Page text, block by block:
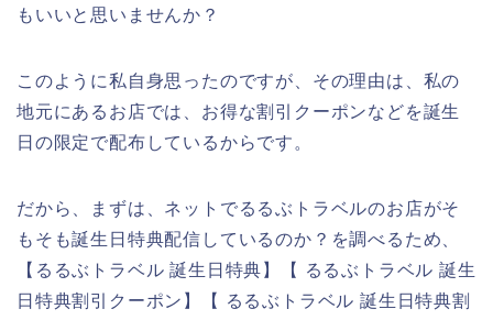
もいいと思いませんか？
このように私自身思ったのですが、その理由は、私の
地元にあるお店では、お得な割引クーポンなどを誕生
日の限定で配布しているからです。
だから、まずは、ネットでるるぶトラベルのお店がそ
もそも誕生日特典配信しているのか？を調べるため、
【るるぶトラベル 誕生日特典】【 るるぶトラベル 誕生
日特典割引クーポン】【 るるぶトラベル 誕生日特典割